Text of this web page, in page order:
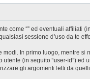
“” ed eventuali affiliati (in
sessione d’uso da te
In primo luogo, mentre
(in seguito “user-id”)
gli argomenti letti da